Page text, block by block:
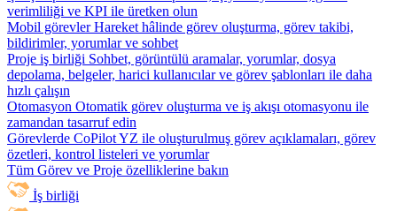
verimliliği ve KPI ile üretken olun
Mobil görevler Hareket hâlinde görev oluşturma, görev takibi,
bildirimler, yorumlar ve sohbet
Proje iş birliği Sohbet, görüntülü aramalar, yorumlar, dosya
depolama, belgeler, harici kullanıcılar ve görev şablonları ile daha
hızlı çalışın
Otomasyon Otomatik görev oluşturma ve iş akışı otomasyonu ile
zamandan tasarruf edin
Görevlerde CoPilotYZ ile oluşturulmuş görev açıklamaları, görev
özetleri, kontrol listeleri ve yorumlar
Tüm Görev ve Proje özelliklerine bakın
İş birliği